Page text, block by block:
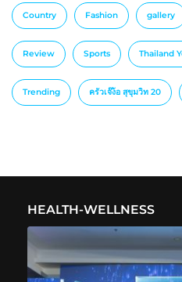
Country Fashion gallery
Review Sports Thailand
Trending ครัวเจ๊ง้อ สุขุมวิท 20
HEALTH-WELLNESS